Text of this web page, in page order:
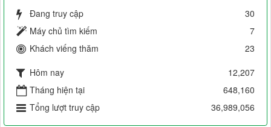
Đang truy cập
30
Máy chủ tìm kiếm
7
Khách viếng thăm
23
Hôm nay
12,207
Tháng hiện tại
648,160
Tổng lượt truy cập
36,989,056